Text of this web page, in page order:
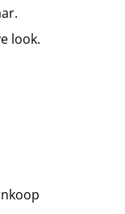
look.